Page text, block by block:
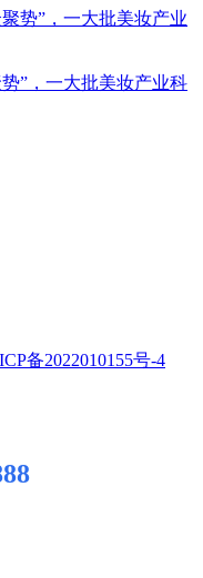
”，一大批美妆产业科
备2022010155号-4